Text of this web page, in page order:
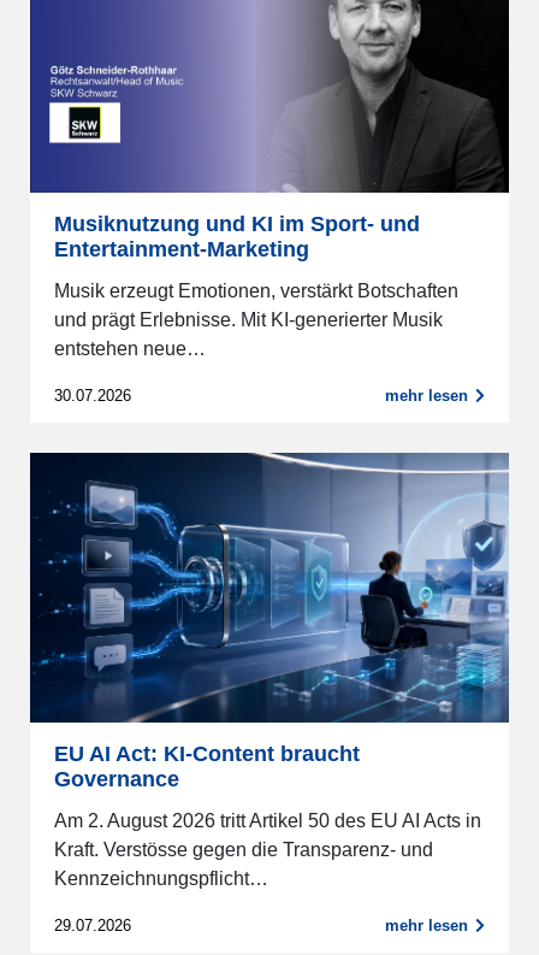
Musiknutzung und KI im Sport- und
Entertainment-Marketing
Musik erzeugt Emotionen, verstärkt Botschaften
und prägt Erlebnisse. Mit KI-generierter Musik
entstehen neue…
30.07.2026 mehr lesen
EU AI Act: KI-Content braucht
Governance
Am 2. August 2026 tritt Artikel 50 des EU AI Acts in
Kraft. Verstösse gegen die Transparenz- und
Kennzeichnungspflicht…
29.07.2026 mehr lesen